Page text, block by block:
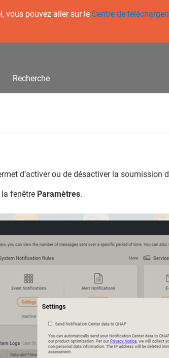
vous pouvez aller sur le Centre de
Recherche
d’activer ou de désactiver la soumission
fenêtre Paramètres.